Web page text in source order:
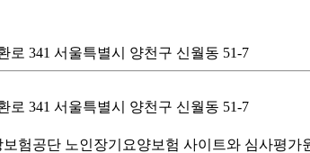
로 341 서울특별시 양천구 신월동 51-7
로 341 서울특별시 양천구 신월동 51-7
험공단 노인장기요양보험 사이트와 심사평